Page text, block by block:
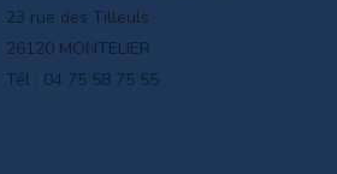
23 rue des Tilleuls
26120 MONTELIER
Tél : 04 75 58 75 55